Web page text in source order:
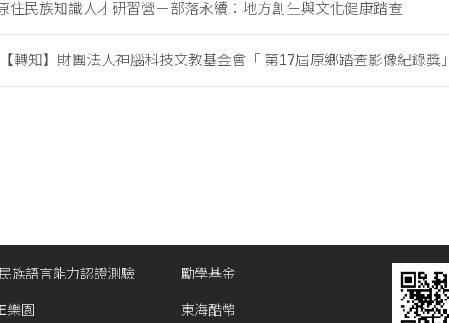
住民族知識人才研習營－部落永續：地方創生與文化健康踏查
【轉知】財團法人神腦科技文教基金會「 第17屆原鄉踏查影像紀錄獎」
族語言能力認證測驗
樂園
勵學基金
東海酷幣